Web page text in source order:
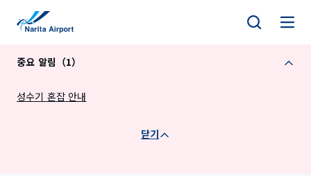
중요 알림（1）
성수기 혼잡 안내
닫기